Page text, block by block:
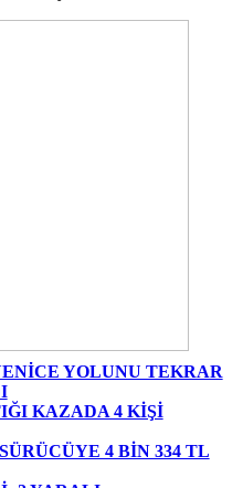
YOLUNU TEKRAR
KAZADA 4 KİŞİ
4 BİN 334 TL